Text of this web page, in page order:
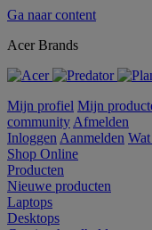
Ga naar content
Acer Brands
Mijn profiel Mijn
community Afmelden
Inloggen Aanmelden
Shop Online
Producten
Nieuwe producten
Laptops
Desktops